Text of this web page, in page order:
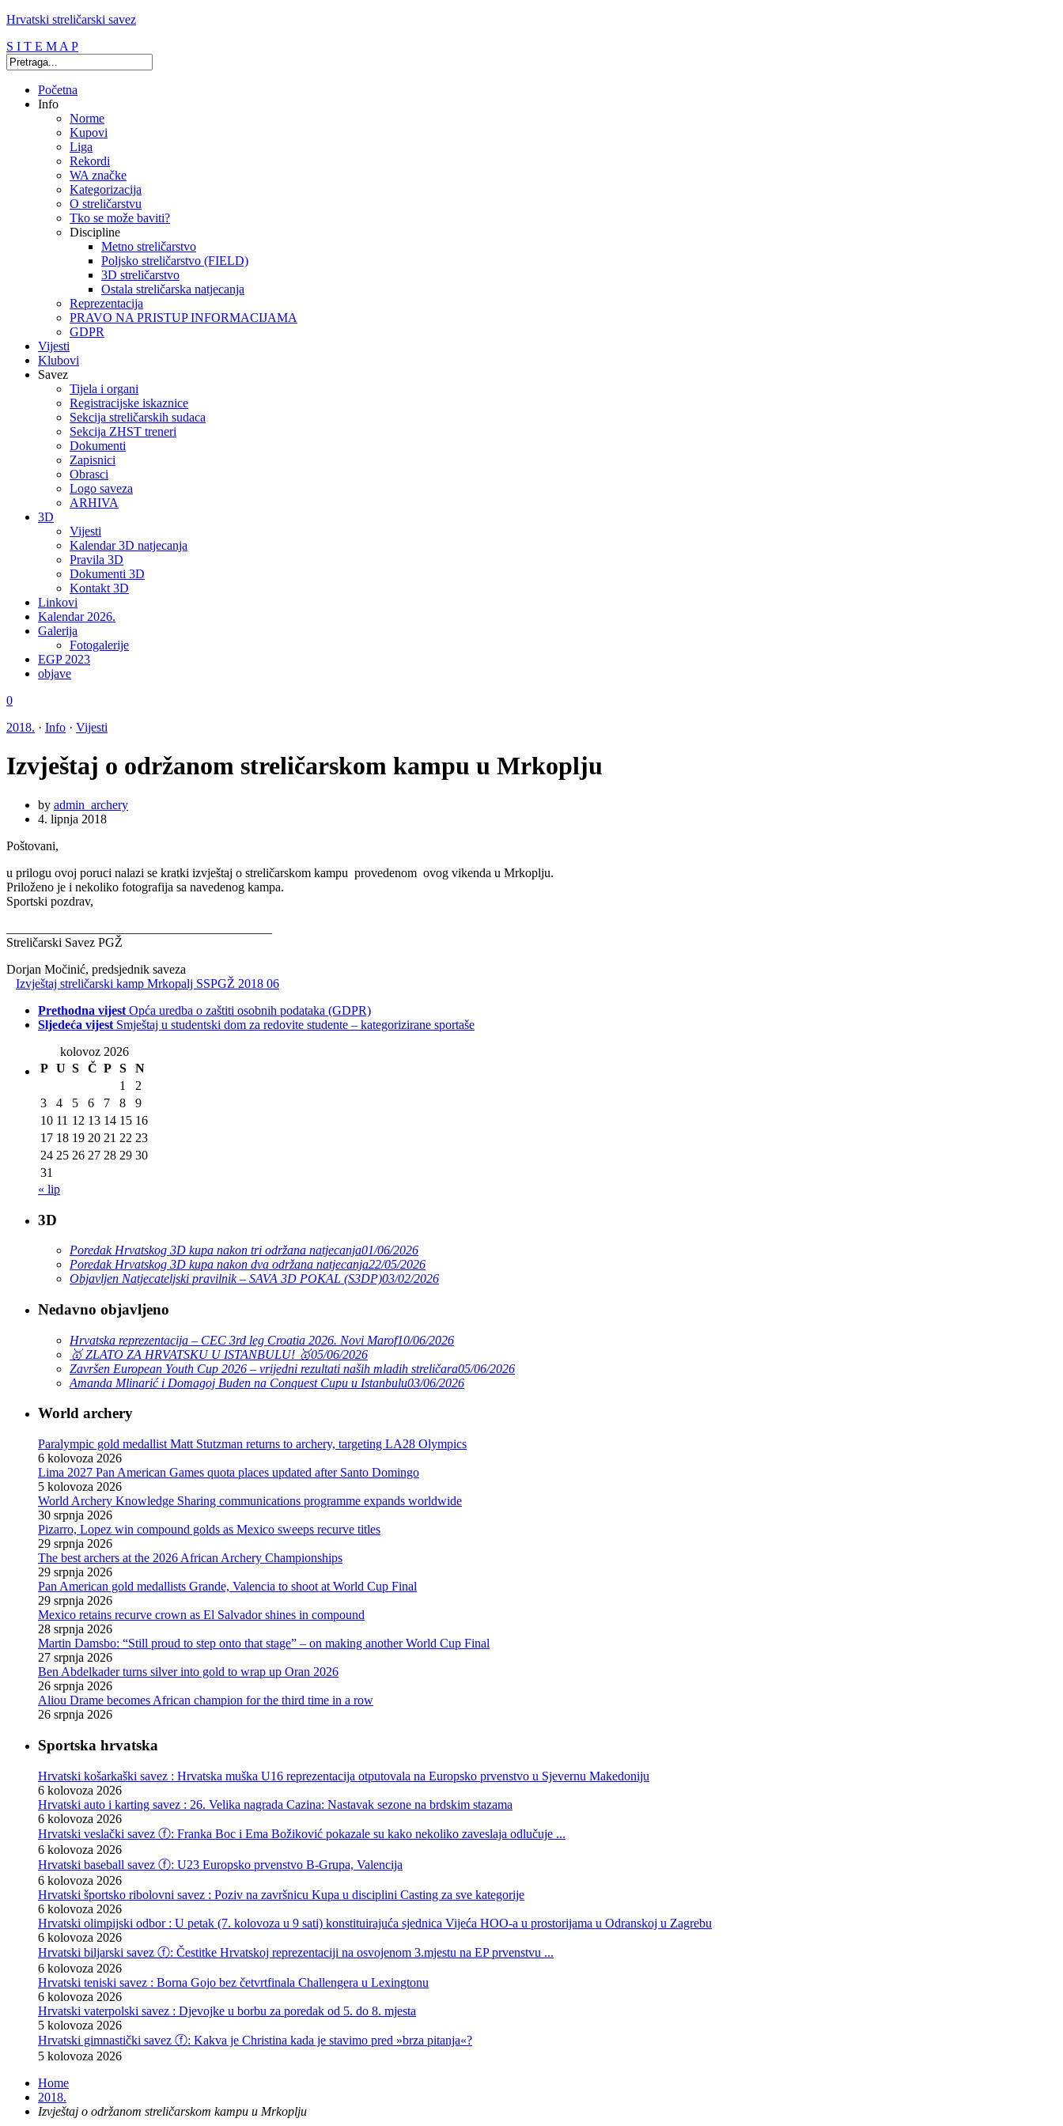
Hrvatski streličarski savez
S I T E M A P
Početna
Info
Norme
Kupovi
Liga
Rekordi
WA značke
Kategorizacija
O streličarstvu
Tko se može baviti?
Discipline
Metno streličarstvo
Poljsko streličarstvo (FIELD)
3D streličarstvo
Ostala streličarska natjecanja
Reprezentacija
PRAVO NA PRISTUP INFORMACIJAMA
GDPR
Vijesti
Klubovi
Savez
Tijela i organi
Registracijske iskaznice
Sekcija streličarskih sudaca
Sekcija ZHST treneri
Dokumenti
Zapisnici
Obrasci
Logo saveza
ARHIVA
3D
Vijesti
Kalendar 3D natjecanja
Pravila 3D
Dokumenti 3D
Kontakt 3D
Linkovi
Kalendar 2026.
Galerija
Fotogalerije
EGP 2023
objave
0
2018. · Info · Vijesti
Izvještaj o održanom streličarskom kampu u Mrkoplju
by admin_archery
4. lipnja 2018
Poštovani,
u prilogu ovoj poruci nalazi se kratki izvještaj o streličarskom kampu provedenom ovog vikenda u Mrkoplju.
Priloženo je i nekoliko fotografija sa navedenog kampa.
Sportski pozdrav,
Streličarski Savez PGŽ
Dorjan Močinić, predsjednik saveza
Izvještaj streličarski kamp Mrkopalj SSPGŽ 2018 06
Prethodna vijest Opća uredba o zaštiti osobnih podataka (GDPR)
Sljedeća vijest Smještaj u studentski dom za redovite studente – kategorizirane sportaše
kolovoz 2026
P U S Č P S
N
1
2
3
4 5 6 7 8
9
10 11 12 13 14 15 16
17 18 19 20 21 22 23
24 25 26 27 28 29 30
31
« lip
3D
Poredak Hrvatskog 3D kupa nakon tri održana natjecanja01/06/2026
Poredak Hrvatskog 3D kupa nakon dva održana natjecanja22/05/2026
Objavljen Natjecateljski pravilnik – SAVA 3D POKAL (S3DP)03/02/2026
Nedavno objavljeno
Hrvatska reprezentacija – CEC 3rd leg Croatia 2026. Novi Marof10/06/2026
🥇 ZLATO ZA HRVATSKU U ISTANBULU! 🥇05/06/2026
Završen European Youth Cup 2026 – vrijedni rezultati naših mladih streličara05/06/2026
Amanda Mlinarić i Domagoj Buden na Conquest Cupu u Istanbulu03/06/2026
World archery
Paralympic gold medallist Matt Stutzman returns to archery, targeting LA28 Olympics
6 kolovoza 2026
Lima 2027 Pan American Games quota places updated after Santo Domingo
5 kolovoza 2026
World Archery Knowledge Sharing communications programme expands worldwide
30 srpnja 2026
Pizarro, Lopez win compound golds as Mexico sweeps recurve titles
29 srpnja 2026
The best archers at the 2026 African Archery Championships
29 srpnja 2026
Pan American gold medallists Grande, Valencia to shoot at World Cup Final
29 srpnja 2026
Mexico retains recurve crown as El Salvador shines in compound
28 srpnja 2026
Martin Damsbo: “Still proud to step onto that stage” – on making another World Cup Final
27 srpnja 2026
Ben Abdelkader turns silver into gold to wrap up Oran 2026
26 srpnja 2026
Aliou Drame becomes African champion for the third time in a row
26 srpnja 2026
Sportska hrvatska
Hrvatski košarkaški savez : Hrvatska muška U16 reprezentacija otputovala na Europsko prvenstvo u Sjevernu Makedoniju
6 kolovoza 2026
Hrvatski auto i karting savez : 26. Velika nagrada Cazina: Nastavak sezone na brdskim stazama
6 kolovoza 2026
Hrvatski veslački savez ⓕ: Franka Boc i Ema Božiković pokazale su kako nekoliko zaveslaja odlučuje ...
6 kolovoza 2026
Hrvatski baseball savez ⓕ: U23 Europsko prvenstvo B-Grupa, Valencija
6 kolovoza 2026
Hrvatski športsko ribolovni savez : Poziv na završnicu Kupa u disciplini Casting za sve kategorije
6 kolovoza 2026
Hrvatski olimpijski odbor : U petak (7. kolovoza u 9 sati) konstituirajuća sjednica Vijeća HOO-a u prostorijama u Odranskoj u Zagrebu
6 kolovoza 2026
Hrvatski biljarski savez ⓕ: Čestitke Hrvatskoj reprezentaciji na osvojenom 3.mjestu na EP prvenstvu ...
6 kolovoza 2026
Hrvatski teniski savez : Borna Gojo bez četvrtfinala Challengera u Lexingtonu
6 kolovoza 2026
Hrvatski vaterpolski savez : Djevojke u borbu za poredak od 5. do 8. mjesta
5 kolovoza 2026
Hrvatski gimnastički savez ⓕ: Kakva je Christina kada je stavimo pred »brza pitanja«?
5 kolovoza 2026
Home
2018.
Izvještaj o održanom streličarskom kampu u Mrkoplju